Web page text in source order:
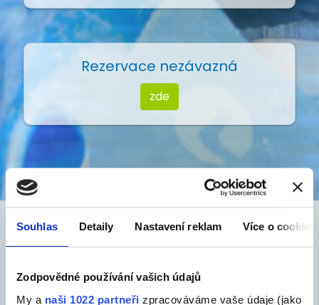
Souhlas Detaily Nastavení reklam Více o cookies
Zodpovědné používání vašich údajů
My a naši 1022 partneři zpracováváme vaše údaje (jako
Rezervace nezávazná
zde
Vaše nejoblíbenější výlety
na Otavě